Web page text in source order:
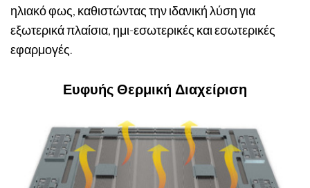
ηλιακό φως, καθιστώντας την ιδανική λύση για
εξωτερικά πλαίσια, ημι-εσωτερικές και εσωτερικές
εφαρμογές.
Ευφυής Θερμική Διαχείριση